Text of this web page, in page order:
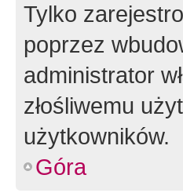
Tylko
poprzez
administrator
złośliwemu
użytkowników.
Góra